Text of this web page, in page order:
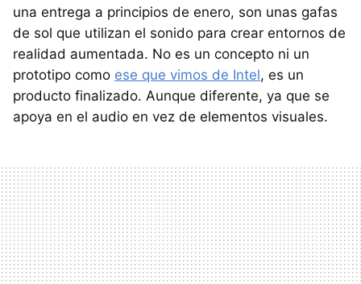
una entrega a principios de enero, son unas gafas
de sol que utilizan el sonido para crear entornos de
realidad aumentada. No es un concepto ni un
prototipo como ese que vimos de Intel, es un
producto finalizado. Aunque diferente, ya que se
apoya en el audio en vez de elementos visuales.